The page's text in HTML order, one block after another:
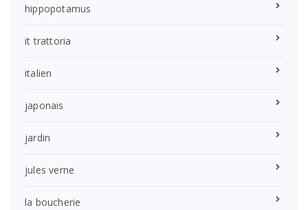
hippopotamus
it trattoria
italien
japonais
jardin
jules verne
la boucherie